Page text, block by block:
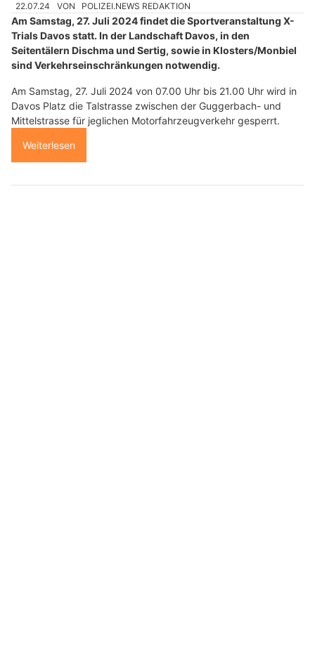
22.07.24 VON POLIZEI.NEWS REDAKTION
Am Samstag, 27. Juli 2024 findet die Sportveranstaltung X-
Trials Davos statt. In der Landschaft Davos, in den
Seitentälern Dischma und Sertig, sowie in Klosters/Monbiel
sind Verkehrseinschränkungen notwendig.
Am Samstag, 27. Juli 2024 von 07.00 Uhr bis 21.00 Uhr wird in
Davos Platz die Talstrasse zwischen der Guggerbach- und
Mittelstrasse für jeglichen Motorfahrzeugverkehr gesperrt.
Weiterlesen